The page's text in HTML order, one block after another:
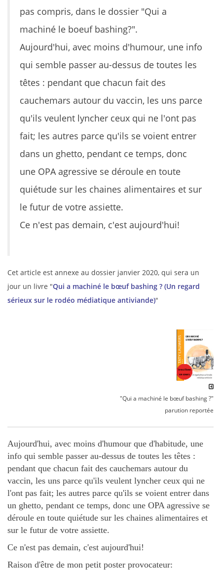
pas compris, dans le dossier "Qui a
machiné le boeuf bashing?".
Aujourd'hui, avec moins d'humour, une info
qui semble passer au-dessus de toutes les
têtes : pendant que chacun fait des
cauchemars autour du vaccin, les uns parce
qu'ils veulent lyncher ceux qui ne l'ont pas
fait; les autres parce qu'ils se voient entrer
dans un ghetto, pendant ce temps, donc
une OPA agressive se déroule en toute
quiétude sur les chaines alimentaires et sur
le futur de votre assiette.
Ce n'est pas demain, c'est aujourd'hui!
Cet article est annexe au dossier janvier 2020, qui sera un
jour un livre "Qui a machiné le bœuf bashing ? (Un regard
sérieux sur le rodéo médiatique antiviande)"
"Qui a machiné le bœuf bashing ?"
parution reportée
Aujourd'hui, avec moins d'humour que d'habitude, une
info qui semble passer au-dessus de toutes les têtes :
pendant que chacun fait des cauchemars autour du
vaccin, les uns parce qu'ils veulent lyncher ceux qui ne
l'ont pas fait; les autres parce qu'ils se voient entrer dans
un ghetto, pendant ce temps, donc une OPA agressive se
déroule en toute quiétude sur les chaines alimentaires et
sur le futur de votre assiette.
Ce n'est pas demain, c'est aujourd'hui!
Raison d'être de mon petit poster provocateur: